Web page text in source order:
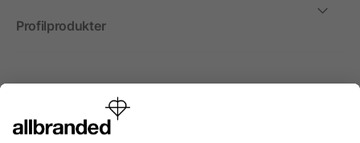
Profilprodukter
Internationellt